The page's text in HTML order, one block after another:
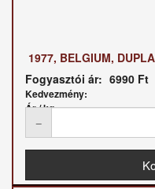
1977, BELGIUM,
Fogyasztói ár: 6990 Ft
Kedvezmény:
Ár / kg: